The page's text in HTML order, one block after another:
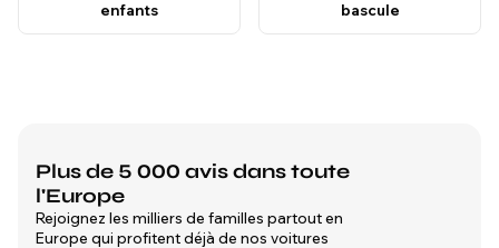
enfants
bascule
Plus de 5 000 avis dans toute
l'Europe
Rejoignez les milliers de familles partout en
Europe qui profitent déjà de nos voitures